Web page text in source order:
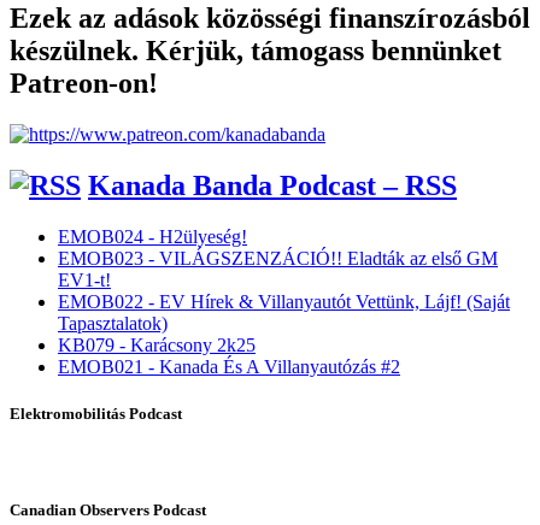
Ezek az adások közösségi finanszírozásból
készülnek. Kérjük, támogass bennünket
Patreon-on!
Kanada Banda Podcast – RSS
EMOB024 - H2ülyeség!
EMOB023 - VILÁGSZENZÁCIÓ!! Eladták az első GM
EV1-t!
EMOB022 - EV Hírek & Villanyautót Vettünk, Lájf! (Saját
Tapasztalatok)
KB079 - Karácsony 2k25
EMOB021 - Kanada És A Villanyautózás #2
Elektromobilitás Podcast
Canadian Observers Podcast